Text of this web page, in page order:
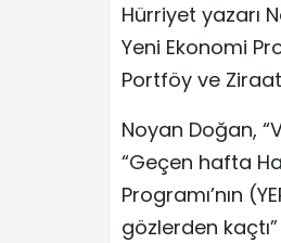
Hürriyet yazarı
Yeni Ekonomi
Portföy ve
Noyan Doğan,
“Geçen hafta
Programı’nın
gözlerden